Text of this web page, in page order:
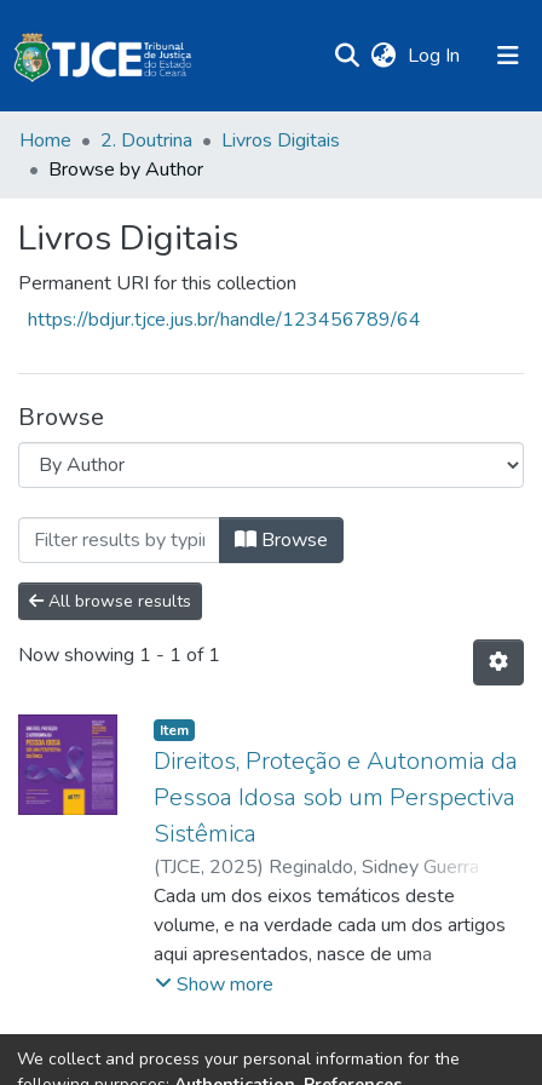
Log In (current)
Home 2. Doutrina
Livros Digitais
Browse by Author
Livros Digitais
Permanent URI for this collection
https://bdjur.tjce.jus.br/handle/123456789/64
Browse
Browsing Livros Digitais by Author
Browse
All browse results
Now showing 1 - 1 of 1
Item
Direitos, Proteção e Autonomia da
Pessoa Idosa sob um Perspectiva
Sistêmica
(TJCE, 2025) Reginaldo, Sidney Guerra
(Coord/Org); Sousa Neto, Heráclito Vieira
de (Org) ;Oliveira, Lira Ramos de (Org);
Duque, Eduardo;Vázquez, José F. Durán
Francileudo, Francisco Antônio
Alves da;Pascual, Begoña Ladrón de
Guevara;Domínguez, Luis Manuel Martínez
Cada um dos eixos temáticos deste
volume, e na verdade cada um dos artigos
aqui apresentados, nasce de uma
inquietação diante do estado de coisas e,
desigualdades que cercam o envelhecer no
Brasil. Mais que dados, leis e estatísticas,
Show more
We collect and process your personal information for the